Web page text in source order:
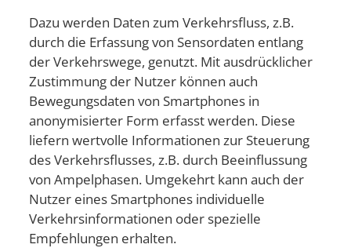
Dazu werden Daten zum Verkehrsfluss, z.B.
durch die Erfassung von Sensordaten entlang
der Verkehrswege, genutzt. Mit ausdrücklicher
Zustimmung der Nutzer können auch
Bewegungsdaten von Smartphones in
anonymisierter Form erfasst werden. Diese
liefern wertvolle Informationen zur Steuerung
des Verkehrsflusses, z.B. durch Beeinflussung
von Ampelphasen. Umgekehrt kann auch der
Nutzer eines Smartphones individuelle
Verkehrsinformationen oder spezielle
Empfehlungen erhalten.